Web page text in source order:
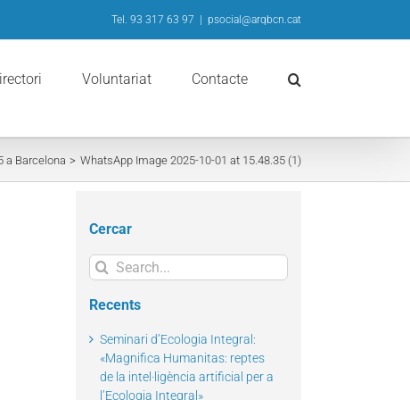
Tel. 93 317 63 97 psocial@arqbcn.cat
Voluntariat Contacte
a Barcelona WhatsApp Image 2025-10-01 at 15.48.35 (1)
Cercar
Search
for:
Recents
Seminari d’Ecologia Integral:
«Magnifica Humanitas: reptes
de la intel·ligència artificial per a
l’Ecologia Integral»